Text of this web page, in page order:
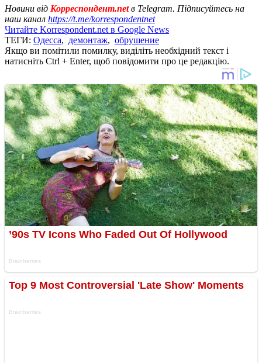
Новини від Корреспондент.netв Telegram. Підписуйтесь на
наш канал https://t.me/korrespondentnet
Читайте Korrespondent.net в Google News
ТЕГИ: Одесса, демонтаж, обрушение
Якщо ви помітили помилку, виділіть необхідний текст і
натисніть Ctrl + Enter, щоб повідомити про це редакцію.